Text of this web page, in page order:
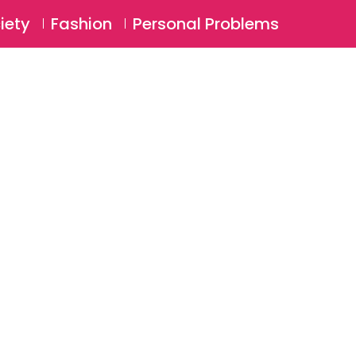
Login ⚲
Fashion Personal Problems